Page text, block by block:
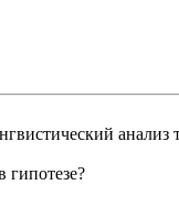
гипотезе?